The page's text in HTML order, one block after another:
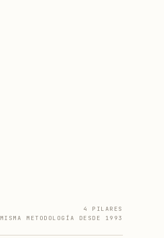
4 PILARES
MISMA METODOLOGÍA DESDE 1993